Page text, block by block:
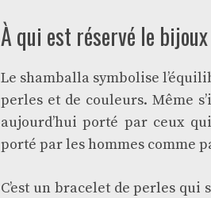
À qui est réservé le bijoux
Le shamballa symbolise
perles et de couleurs. Même
aujourd’hui porté par ceux
porté par les hommes comme
C’est un bracelet de perles